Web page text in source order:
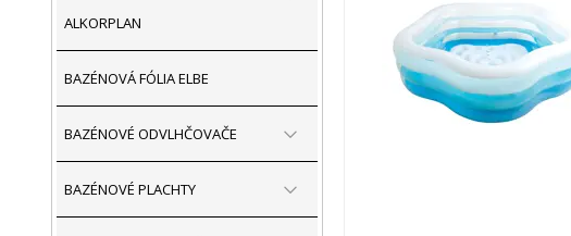
ALKORPLAN
BAZÉNOVÁ FÓLIA ELBE
BAZÉNOVÉ ODVLHČOVAČE
BAZÉNOVÉ PLACHTY